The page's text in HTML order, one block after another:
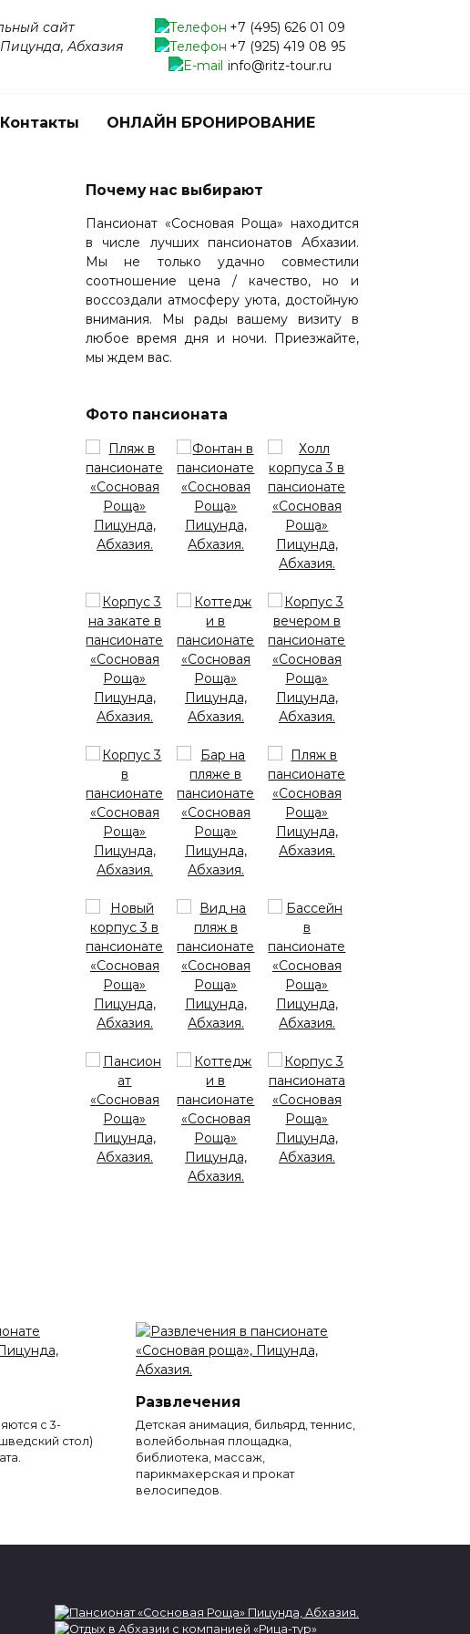
сайт
Абхазия
+7 (495) 626 01 09
+7 (925) 419 08 95
info@ritz-tour.ru
Контакты ОНЛАЙН БРОНИРОВАНИЕ
Почему нас выбирают
Пансионат «Сосновая Роща» находится
в числе лучших пансионатов Абхазии.
Мы не только удачно совместили
соотношение цена / качество, но и
воссоздали атмосферу уюта, достойную
внимания. Мы рады вашему визиту в
любое время дня и ночи. Приезжайте,
мы ждем вас.
Фото пансионата
с 3-
стол)
Развлечения
Детская анимация, бильярд, теннис,
волейбольная площадка,
библиотека, массаж,
парикмахерская и прокат
велосипедов.